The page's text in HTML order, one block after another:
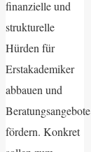
finanzielle und
strukturelle
Hürden für
Erstakademiker
abbauen und
Beratungsangebote
fördern. Konkret